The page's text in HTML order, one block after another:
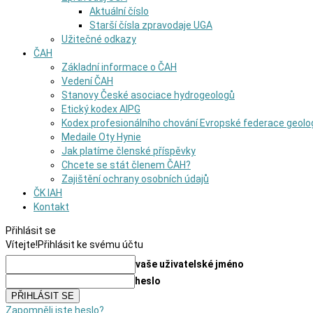
Aktuální číslo
Starší čísla zpravodaje UGA
Užitečné odkazy
ČAH
Základní informace o ČAH
Vedení ČAH
Stanovy České asociace hydrogeologů
Etický kodex AIPG
Kodex profesionálního chování Evropské federace
Medaile Oty Hynie
Jak platíme členské příspěvky
Chcete se stát členem ČAH?
Zajištění ochrany osobních údajů
ČK IAH
Kontakt
Přihlásit se
Vítejte!Přihlásit ke svému účtu
vaše uživatelské jméno
heslo
Zapomněli jste heslo?